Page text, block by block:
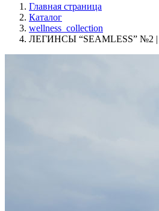
Главная страница
Каталог
wellness_collection
ЛЕГИНСЫ “SEAMLESS” №2